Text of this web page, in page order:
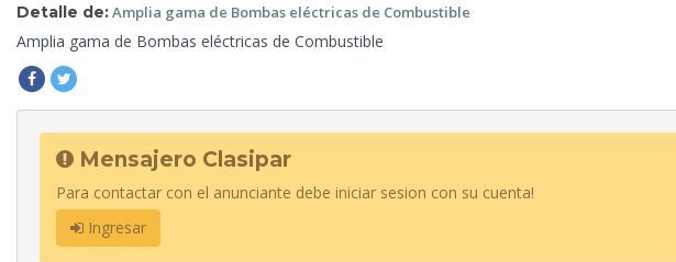
Detalle de:Amplia gama de Bombas eléctricas de Combustible
Amplia gama de Bombas eléctricas de Combustible
Mensajero Clasipar
Para contactar con el anunciante debe iniciar sesion con su cuenta!
Ingresar